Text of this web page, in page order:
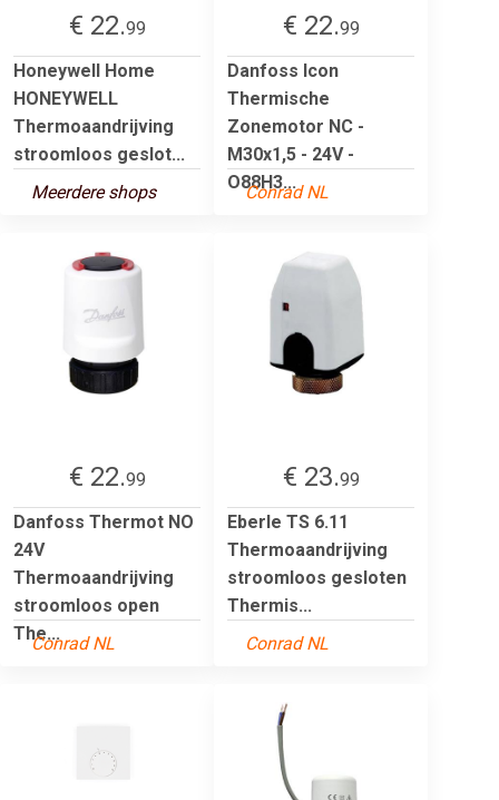
€ 22.99
Honeywell Home
HONEYWELL
Thermoaandrijving
stroomloos geslot...
Meerdere shops
€ 22.99
Danfoss Icon
Thermische
Zonemotor NC -
M30x1,5 - 24V -
O88H3...
Conrad NL
€ 22.99
Danfoss Thermot NO
24V
Thermoaandrijving
stroomloos open
The...
Conrad NL
€ 23.99
Eberle TS 6.11
Thermoaandrijving
stroomloos gesloten
Thermis...
Conrad NL